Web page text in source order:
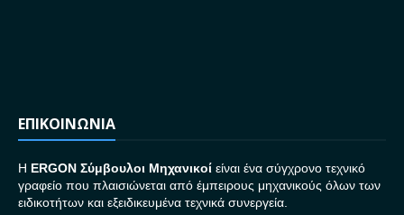
ΕΠΙΚΟΙΝΩΝΙΑ
H ERGON Σύμβουλοι Μηχανικοί είναι ένα σύγχρονο τεχνικό
γραφείο που πλαισιώνεται από έμπειρους μηχανικούς όλων των
ειδικοτήτων και εξειδικευμένα τεχνικά συνεργεία.